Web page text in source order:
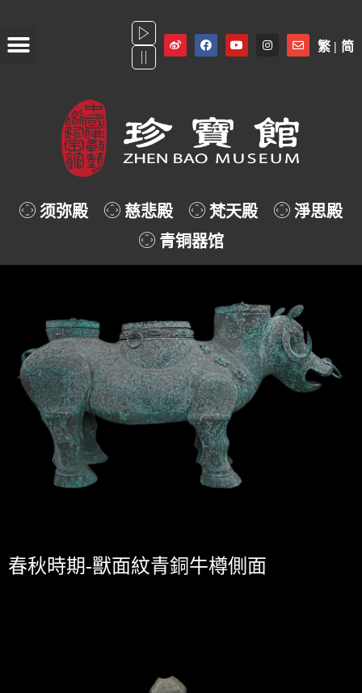
繁 | 简
须弥殿 慈悲殿 梵天殿
淨思殿
青铜器馆
春秋時期-獸面紋青銅牛樽側面